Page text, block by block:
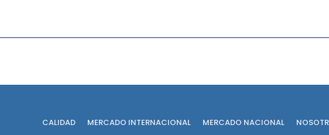
CALIDAD MERCADO INTERNACIONAL MERCADO NACIONAL